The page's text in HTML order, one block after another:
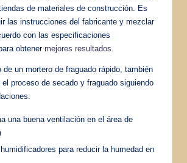
de materiales de construcción. Es
las instrucciones del fabricante y mezclar
con las especificaciones
obtener mejores resultados
de un mortero de fraguado rápido, también
el proceso de secado y fraguado siguiendo
una buena ventilación en el área de
para reducir la humedad en